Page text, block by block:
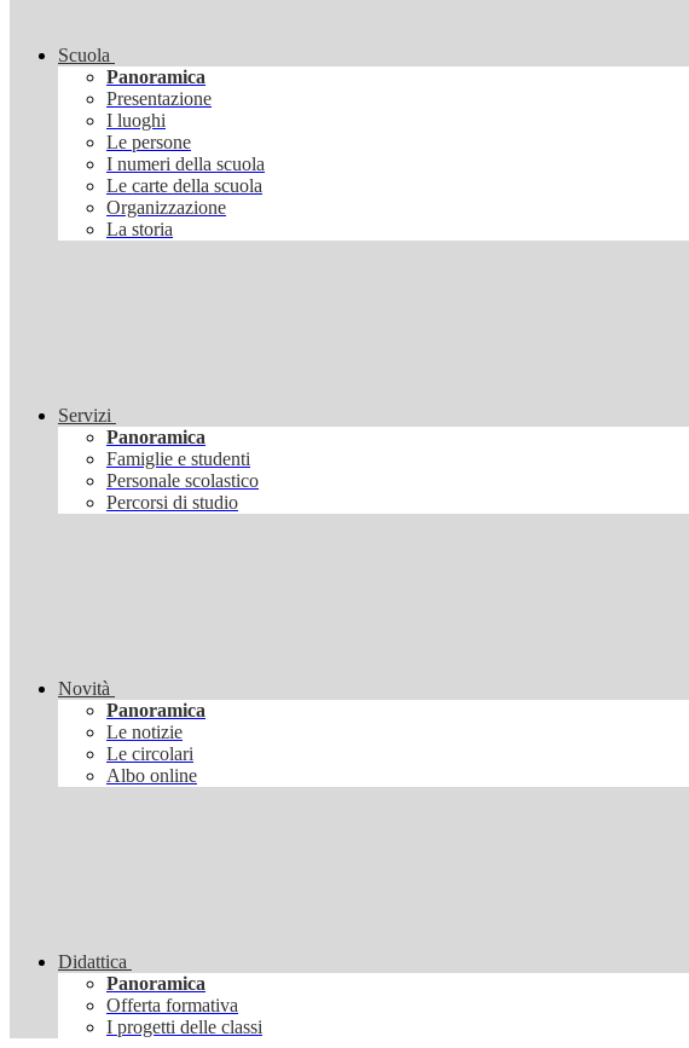
Scuola
Panoramica
Presentazione
I luoghi
Le persone
I numeri della scuola
Le carte della scuola
Organizzazione
La storia
Servizi
Panoramica
Famiglie e studenti
Personale scolastico
Percorsi di studio
Novità
Panoramica
Le notizie
Le circolari
Albo online
Didattica
Panoramica
Offerta formativa
I progetti delle classi